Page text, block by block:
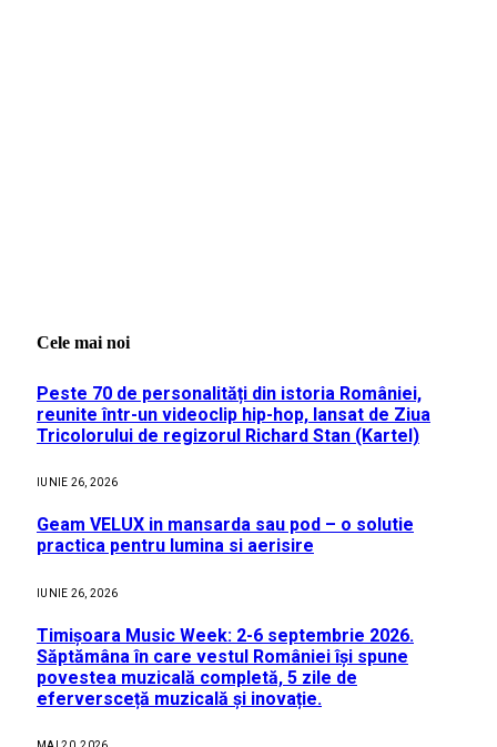
Cele mai noi
Peste 70 de personalități din istoria României,
reunite într-un videoclip hip-hop, lansat de Ziua
Tricolorului de regizorul Richard Stan (Kartel)
IUNIE 26, 2026
Geam VELUX in mansarda sau pod – o solutie
practica pentru lumina si aerisire
IUNIE 26, 2026
Timișoara Music Week: 2-6 septembrie 2026.
Săptămâna în care vestul României își spune
povestea muzicală completă, 5 zile de
eferversceță muzicală și inovație.